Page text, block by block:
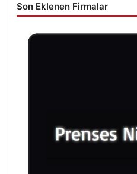
Son Eklenen Firmalar